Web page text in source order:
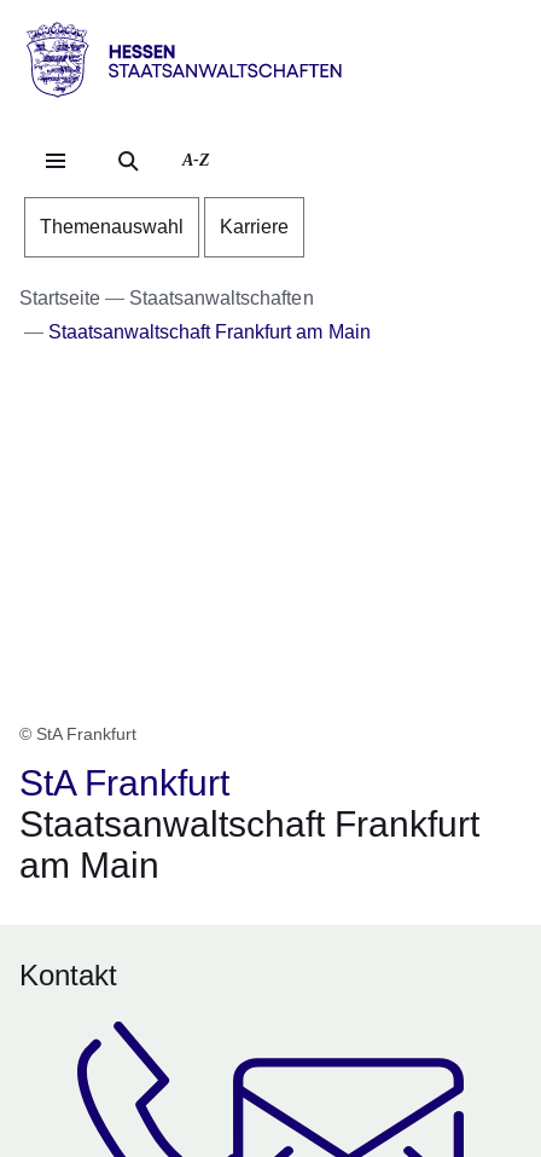
Direkt zum Kopf der
Direkt zum Inhalt
Direkt zum Fuß der
Hessen
Staatsanwaltschaften
A-Z
Themenauswahl Karriere
Startseite
Staatsanwaltschaften
Staatsanwaltschaft Frankfurt am Main
© StA Frankfurt
StA Frankfurt
Staatsanwaltschaft Frankfurt
am Main
Kontakt